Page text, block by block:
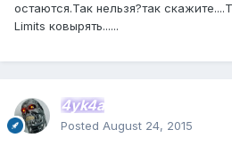
остаются.Так нельзя?так
Limits ковырять......
4yk4a
Posted August 24, 2015